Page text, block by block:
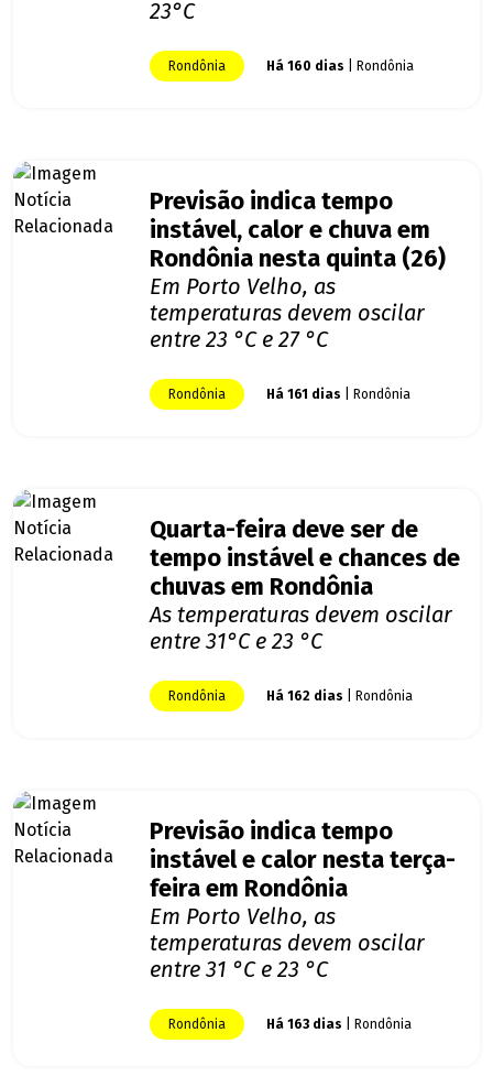
23°C
Rondônia Há 160 dias | Rondônia
Previsão indica tempo
instável, calor e chuva em
Rondônia nesta quinta (26)
Em Porto Velho, as
temperaturas devem oscilar
entre 23 °C e 27 °C
Rondônia Há 161 dias | Rondônia
Quarta-feira deve ser de
tempo instável e chances de
chuvas em Rondônia
As temperaturas devem oscilar
entre 31°C e 23 °C
Rondônia Há 162 dias | Rondônia
Previsão indica tempo
instável e calor nesta terça-
feira em Rondônia
Em Porto Velho, as
temperaturas devem oscilar
entre 31 °C e 23 °C
Rondônia Há 163 dias | Rondônia